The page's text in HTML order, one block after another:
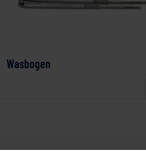
Wasbogen